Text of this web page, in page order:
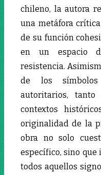
chileno, la autora
una metáfora
de su función
en un espacio
resistencia.
de los
autoritarios,
contextos
originalidad de la
obra no solo
específico, sino
todos aquellos